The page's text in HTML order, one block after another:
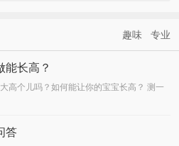
专业
趣味
能长高？
高个儿吗？如何能让你的宝宝长高？ 测一
答